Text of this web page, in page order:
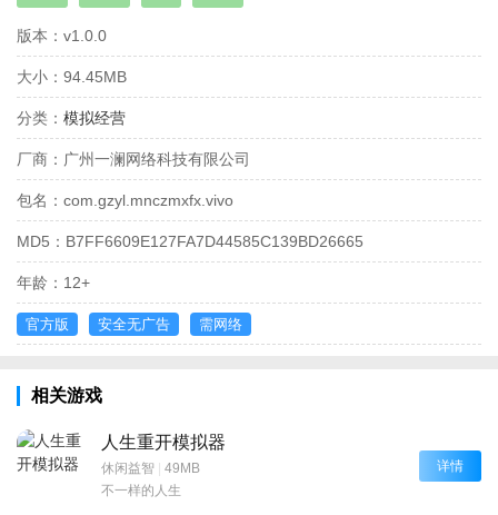
版本： v1.0.0
大小： 94.45MB
分类： 模拟经营
厂商： 广州一澜网络科技有限公司
包名： com.gzyl.mnczmxfx.vivo
MD5： B7FF6609E127FA7D44585C139BD26665
年龄： 12+
官方版 安全无广告 需网络
相关游戏
人生重开模拟器
休闲益智 | 49MB
不一样的人生
详情